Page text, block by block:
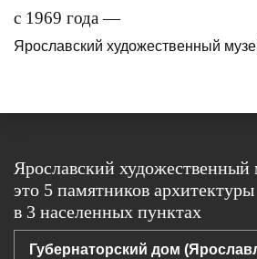
с 1969 года —
Ярославский художественный
Ярославский художественный
это 5 памятников архитектуры
в 3 населенных пунктах
Губернаторский дом